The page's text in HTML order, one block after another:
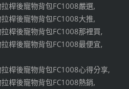
拉桿後寵物背包FC1008嚴選,
拉桿後寵物背包FC1008大推,
拉桿後寵物背包FC1008那裡買,
拉桿後寵物背包FC1008最便宜,
拉桿後寵物背包FC1008心得分享,
拉桿後寵物背包FC1008熱銷,